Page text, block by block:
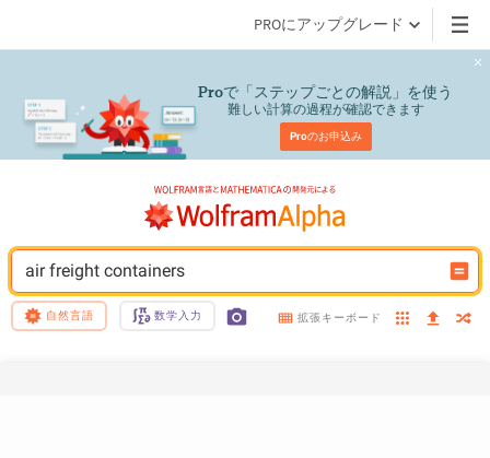
PROにアップグレード
Proで「ステップごとの解説」を使う
難しい計算の過程が確認できます
Proのお申込み
air freight containers
自然言語 数学入力 拡張キーボード